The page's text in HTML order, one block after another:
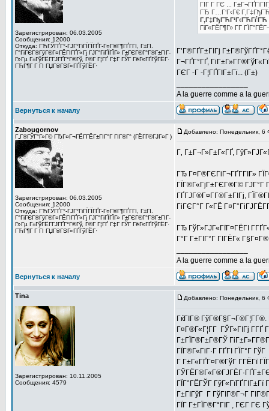
Зарегистрирован: 06.03.2005
Сообщения: 12000
Откуда: ГЋГЎГҐГ°-ГЈГ°ГіГЇГЇГҐГ­-Г¤Г®Г¶ГҐГ­ГІ, Г±ГІ.
Г°ГіГЄГ®ГўГ®Г¤ГЁГІГҐГ«Гј ГЈГ°ГіГЇГЇГ» Г±ГЄГ®Г°Г®Г±ГІГ­
Г»Гµ Г±ГўГЁГ­ГЈГҐГ°Г®Гў, Г®Г­ Г¦ГҐ Г‡Г ГЎГ ГёГ«ГҐГўГЁГ·
ГЋГ¶Г Г ГІ ГЏГ®ГЅГ«ГҐГўГЁГ·
ГІГ Г ГЄ ...
ГЂ Г…Г‘Г‹Г€
Г‚Г‡ГђГЋГ‘Г‹ГЋГѓГЋ
ГіГ«ГЁГ¶Г» Г­Г
Г’Г®ГҐГ±ГІГј
Г¬ГҐГ°ГҐ,
ГЄГ -Г -Г¦ГҐГІГ±Гї... (Г±)
A la guerre comme a la
Вернуться к началу
Zabougornov
Г„Г®ГЎГ°Г»Г© ГЂГ¤Г¬ГЁГ­ГЁГ±ГІГ°Г ГІГ®Г° (ГЁГ­Г®ГЈГ¤Г )
Зарегистрирован: 06.03.2005
Сообщения: 12000
Откуда: ГЋГЎГҐГ°-ГЈГ°ГіГЇГЇГҐГ­-Г¤Г®Г¶ГҐГ­ГІ, Г±ГІ.
Г°ГіГЄГ®ГўГ®Г¤ГЁГІГҐГ«Гј ГЈГ°ГіГЇГЇГ» Г±ГЄГ®Г°Г®Г±ГІГ­
Г»Гµ Г±ГўГЁГ­ГЈГҐГ°Г®Гў, Г®Г­ Г¦ГҐ Г‡Г ГЎГ ГёГ«ГҐГўГЁГ·
ГЋГ¶Г Г ГІ ГЏГ®ГЅГ«ГҐГўГЁГ·
Добавлено: Понедельник, 6
Г‚ Г±Г¬Г»Г±Г«ГҐ,
ГЂ Г¤Г®ГЄГіГ¬ГҐГ­ГІГ»
ГЇГ®Г«ГјГ±ГЄГ®Г© ГЈГ°Г
ГҐГЈГ®Г¤Г­Г®Г±ГІГј,
ГіГЄГ°Г Г«ГЁ
ГЂ ГўГ»ГЈГ«ГїГ¤ГЁГІ
Г°Г Г±ГІГ°Г ГІГЁГ«
A la guerre comme a la
Вернуться к началу
Tina
Зарегистрирован: 10.11.2005
Сообщения: 4579
Добавлено: Понедельник, 6
ГќГІГ® ГўГ®Г§Г¬Г®Г¦Г­Г®.
Г¤Г®Г«Г¦Г­Г ГЎГ»ГІГј Г­ГҐ
Г±ГЇГ®Г±Г®ГЎ
ГЇГ®Г«ГіГ·Г ГҐГІ ГЇГ°Г
Г Г±Г«ГҐГ¤Г®ГўГ Г­ГЁГї
ГЇГ°ГЁГЎГ
Г±ГІГўГ Г ГўГІГ®Г¬Г
ГЇГ Г±ГЇГ®Г°ГІГ , ГЄГ ГЄ